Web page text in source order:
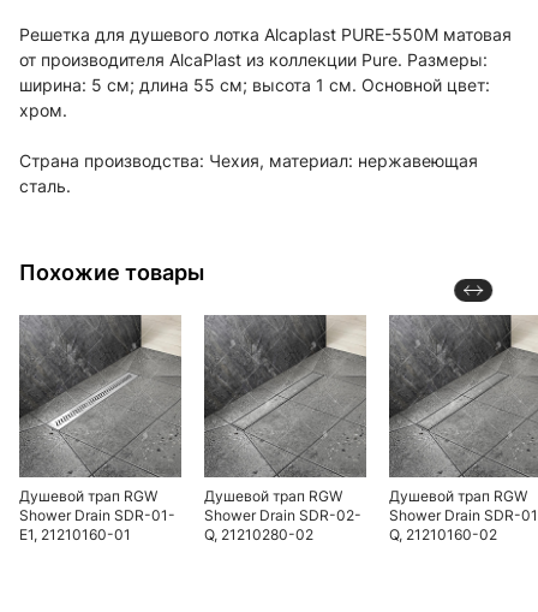
Решетка для душевого лотка Alcaplast PURE-550M матовая
от производителя AlcaPlast из коллекции Pure. Размеры:
ширина: 5 см; длина 55 см; высота 1 см. Основной цвет:
хром.
Страна производства: Чехия, материал: нержавеющая
сталь.
Похожие товары
Душевой трап RGW
Shower Drain SDR-01-
E1, 21210160-01
Душевой трап RGW
Shower Drain SDR-02-
Q, 21210280-02
Душевой трап RGW
Shower Drain SDR-
Q, 21210160-02